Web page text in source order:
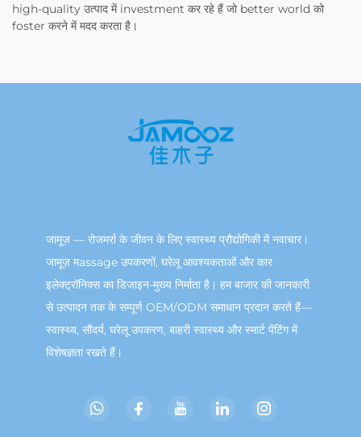
high-quality उत्पाद में investment कर रहे हैं जो better world को
foster करने में मदद करता है।
जामूज़ — रोजमर्रा के जीवन के लिए स्वास्थ्य प्रौद्योगिकी में नवाचार।
जामूज़ मassage उपकरणों, घरेलू आवश्यकताओं और कार
इलेक्ट्रॉनिक्स का डिजाइन-मुख्य निर्माता है। हम बाजार की जानकारी
से उत्पादन तक के सम्पूर्ण OEM/ODM समाधान प्रदान करते हैं—
स्वास्थ्य, सौंदर्य, घरेलू उपकरण, बाहरी स्वास्थ्य और स्मार्ट पेंटिंग में
विशेषज्ञता रखते हैं।